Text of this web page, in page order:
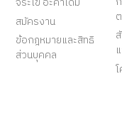
สมัครงาน
ข้อกฎหมายและสิทธิ
ส่วนบุคคล